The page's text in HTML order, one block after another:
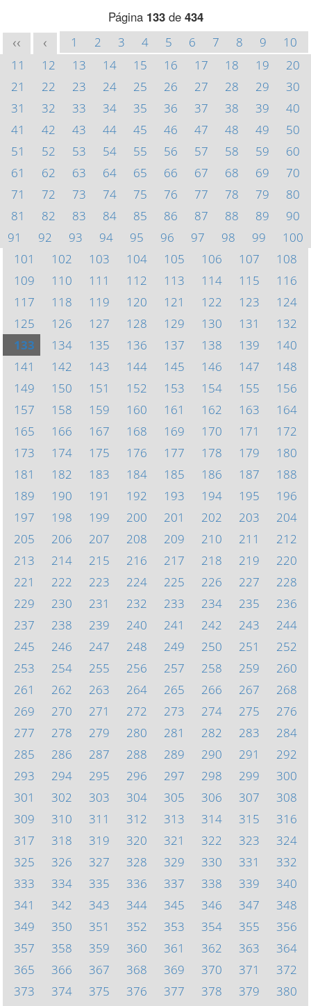
Página 133de 434
<< < 1 2 3 4 5 6 7 8 9
10
11
12 13 14 15 16 17 18 19
20
21
22 23 24 25 26 27 28 29
30
31
32 33 34 35 36 37 38 39
40
41
42 43 44 45 46 47 48 49
50
51
52 53 54 55 56 57 58 59
60
61
62 63 64 65 66 67 68 69
70
71
72 73 74 75 76 77 78 79
80
81
82 83 84 85 86 87 88 89
90
91
92 93 94 95 96 97 98 99
100
101
102 103 104 105 106 107
108
109
110 111 112 113 114 115
116
117
118 119 120 121 122 123
124
125
126 127 128 129 130 131
132
133
134 135 136 137 138 139
140
141
142 143 144 145 146 147
148
149
150 151 152 153 154 155
156
157
158 159 160 161 162 163
164
165
166 167 168 169 170 171
172
173
174 175 176 177 178 179
180
181
182 183 184 185 186 187
188
189
190 191 192 193 194 195
196
197
198 199 200 201 202 203
204
205
206 207 208 209 210 211
212
213
214 215 216 217 218 219
220
221
222 223 224 225 226 227
228
229
230 231 232 233 234 235
236
237
238 239 240 241 242 243
244
245
246 247 248 249 250 251
252
253
254 255 256 257 258 259
260
261
262 263 264 265 266 267
268
269
270 271 272 273 274 275
276
277
278 279 280 281 282 283
284
285
286 287 288 289 290 291
292
293
294 295 296 297 298 299
300
301
302 303 304 305 306 307
308
309
310 311 312 313 314 315
316
317
318 319 320 321 322 323
324
325
326 327 328 329 330 331
332
333
334 335 336 337 338 339
340
341
342 343 344 345 346 347
348
349
350 351 352 353 354 355
356
357
358 359 360 361 362 363
364
365
366 367 368 369 370 371
372
373
374 375 376 377 378 379
380